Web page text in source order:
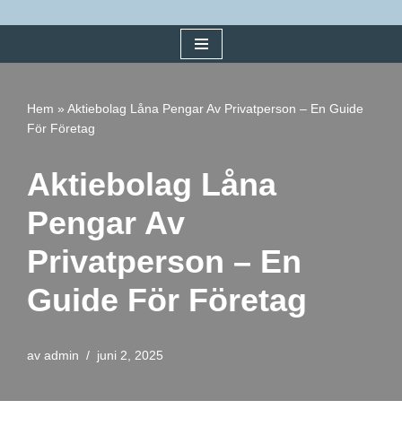
Hem » Aktiebolag Låna Pengar Av Privatperson – En Guide
För Företag
Aktiebolag Låna
Pengar Av
Privatperson – En
Guide För Företag
av admin juni 2, 2025